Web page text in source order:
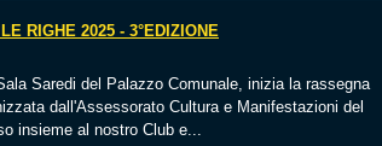
RIGHE 2025 - 3°EDIZIONE
Saredi del Palazzo Comunale, inizia la rassegna
dall'Assessorato Cultura e Manifestazioni del
insieme al nostro Club e...